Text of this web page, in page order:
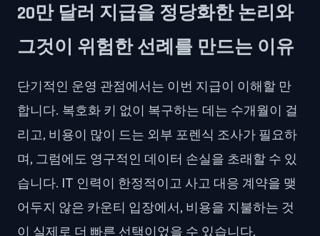
20만 달러 지급을 정당화한 논리와
그것이 위험한 선례를 만드는 이유
단기적인 운영 관점에서는 이번 지급이 이해할 만
합니다. 복호화 키 없이 복구하는 데는 수개월이 걸
리고, 비용이 많이 드는 외부 포렌식 조사가 필요하
며, 그럼에도 영구적인 데이터 손실을 초래할 수 있
습니다. IT 인력이 한정적이고 사고 대응 계약을 맺
어두지 않은 카운티 입장에서, 비용을 지불하는 것
이 실제로 더 빠른 선택이었을 수 있습니다.